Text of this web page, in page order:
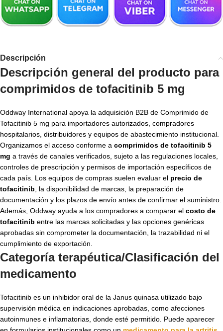
Descripción
Descripción general del producto para
comprimidos de tofacitinib 5 mg
Oddway International apoya la adquisición B2B de Comprimido de
Tofacitinib 5 mg para importadores autorizados, compradores
hospitalarios, distribuidores y equipos de abastecimiento institucional.
Organizamos el acceso conforme a comprimidos de tofacitinib 5
mg a través de canales verificados, sujeto a las regulaciones locales,
controles de prescripción y permisos de importación específicos de
cada país. Los equipos de compras suelen evaluar el precio de
tofacitinib , la disponibilidad de marcas, la preparación de
documentación y los plazos de envío antes de confirmar el suministro.
Además, Oddway ayuda a los compradores a comparar el costo de
tofacitinib entre las marcas solicitadas y las opciones genéricas
aprobadas sin comprometer la documentación, la trazabilidad ni el
cumplimiento de exportación.
Categoría terapéutica/Clasificación del
medicamento
Tofacitinib es un inhibidor oral de la Janus quinasa utilizado bajo
supervisión médica en indicaciones aprobadas, como afecciones
autoinmunes e inflamatorias, donde esté permitido. Puede aparecer